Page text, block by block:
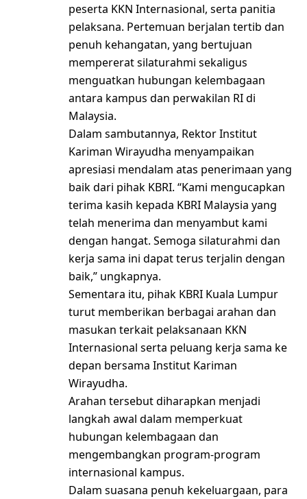
peserta KKN Internasional, serta panitia
pelaksana. Pertemuan berjalan tertib dan
penuh kehangatan, yang bertujuan
mempererat silaturahmi sekaligus
menguatkan hubungan kelembagaan
antara kampus dan perwakilan RI di
Malaysia.
Dalam sambutannya, Rektor Institut
Kariman Wirayudha menyampaikan
apresiasi mendalam atas penerimaan yang
baik dari pihak KBRI. “Kami mengucapkan
terima kasih kepada KBRI Malaysia yang
telah menerima dan menyambut kami
dengan hangat. Semoga silaturahmi dan
kerja sama ini dapat terus terjalin dengan
baik,” ungkapnya.
Sementara itu, pihak KBRI Kuala Lumpur
turut memberikan berbagai arahan dan
masukan terkait pelaksanaan KKN
Internasional serta peluang kerja sama ke
depan bersama Institut Kariman
Wirayudha.
Arahan tersebut diharapkan menjadi
langkah awal dalam memperkuat
hubungan kelembagaan dan
mengembangkan program-program
internasional kampus.
Dalam suasana penuh kekeluargaan, para